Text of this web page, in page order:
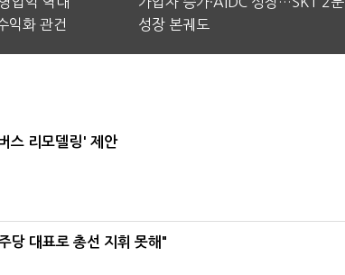
익화 관건
성장 본궤도
스 리모델링' 제안
당 대표로 총선 지휘 못해"